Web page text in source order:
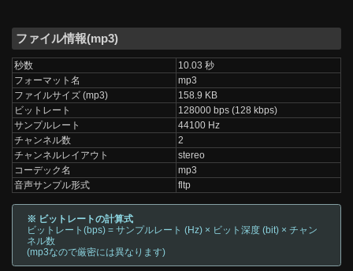
ファイル情報(mp3)
秒数
10.03 秒
フォーマット名
mp3
ファイルサイズ (mp3)
158.9 KB
ビットレート
128000 bps (128 kbps)
サンプルレート
44100 Hz
チャンネル数
2
チャンネルレイアウト
stereo
コーデック名
mp3
音声サンプル形式
fltp
※ ビットレートの計算式
ビットレート(bps) = サンプルレート (Hz) × ビット深度 (bit) × チャン
ネル数
(mp3なので厳密には異なります)